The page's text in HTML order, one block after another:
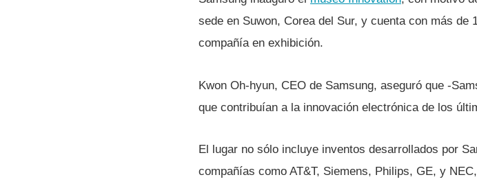
sede en Suwon, Corea del Sur, y cuenta con más
compañí­a en exhibición.
Kwon Oh-hyun, CEO de Samsung, aseguró que -
que contribuí­an a la innovación electrónica de los
El lugar no sólo incluye inventos desarrollados por
compañí­as como AT&T, Siemens, Philips, GE, y